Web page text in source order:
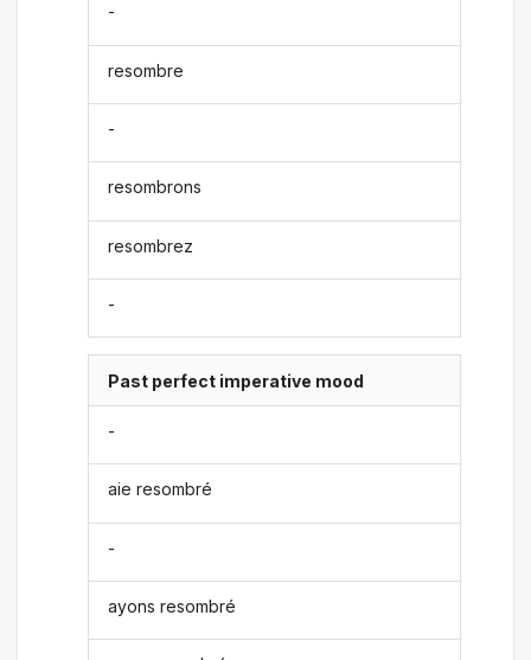
-
resombre
-
resombrons
resombrez
-
Past perfect imperative mood
-
aie resombré
-
ayons resombré